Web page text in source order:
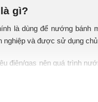
gì?
là dùng để nướng bánh
và được sử dụng
điện/gas nên quá trình